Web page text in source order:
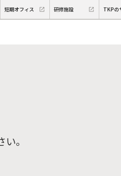
短期オフィス 研修施設 TKPの
。